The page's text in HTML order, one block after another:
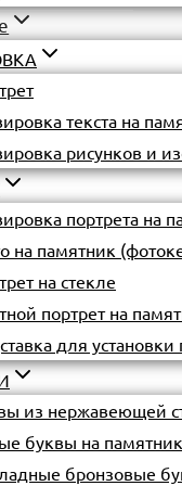
текста на
рисунков и
портрета на
на памятник
на стекле
портрет на
для установки
из нержавеющей
буквы на памятник
бронзовые